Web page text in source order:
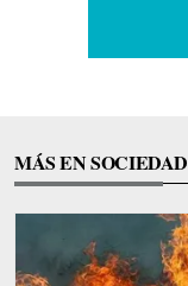
MÁS EN SOCIEDAD